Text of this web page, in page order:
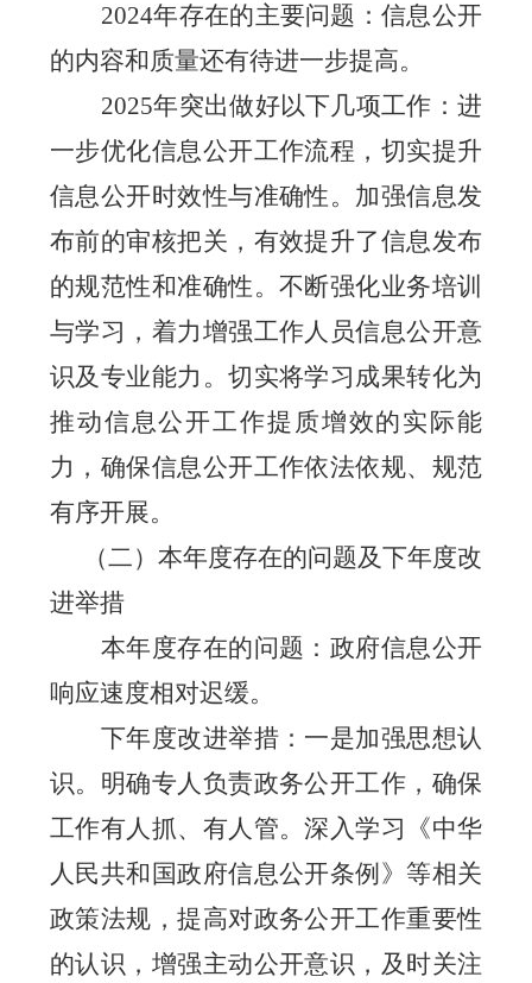
2024年存在的主要问题：信息公开
的内容和质量还有待进一步提高。
2025年突出做好以下几项工作：进
一步优化信息公开工作流程，切实提升
信息公开时效性与准确性。加强信息发
布前的审核把关，有效提升了信息发布
的规范性和准确性。不断强化业务培训
与学习，着力增强工作人员信息公开意
识及专业能力。切实将学习成果转化为
推动信息公开工作提质增效的实际能
力，确保信息公开工作依法依规、规范
有序开展。
（二）本年度存在的问题及下年度改
进举措
本年度存在的问题：政府信息公开
响应速度相对迟缓。
下年度改进举措：一是加强思想认
识。明确专人负责政务公开工作，确保
工作有人抓、有人管。深入学习《中华
人民共和国政府信息公开条例》等相关
政策法规，提高对政务公开工作重要性
的认识，增强主动公开意识，及时关注